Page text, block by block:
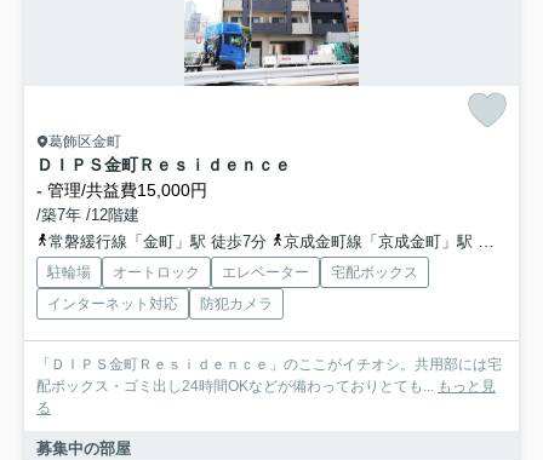
葛飾区金町
ＤＩＰＳ金町Ｒｅｓｉｄｅｎｃｅ
- 管理/共益費15,000円
/築7年 /12階建
常磐緩行線「金町」駅 徒歩7分
京成金町線「京成金町」駅 徒歩6分
駐輪場 オートロック エレベーター
宅配ボックス
インターネット対応
防犯カメラ
「ＤＩＰＳ金町Ｒｅｓｉｄｅｎｃｅ」のここがイチオシ。共用部には宅
配ボックス・ゴミ出し24時間OKなどが備わっておりとても... もっと見
る
募集中の部屋